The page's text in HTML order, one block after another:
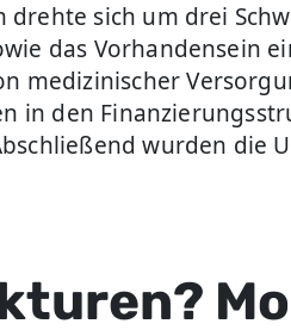
sich um drei
das Vorhandensein
medizinischer
in den
wurden die